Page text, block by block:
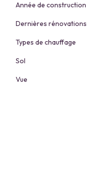
Année de construction
Dernières rénovations
Types de chauffage
Sol
Vue